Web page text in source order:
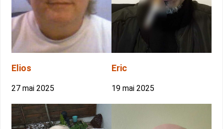
Elios
27 mai 2025
Eric
19 mai 2025